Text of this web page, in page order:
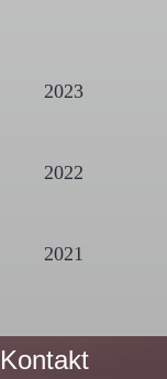
2023
2022
2021
Kontakt